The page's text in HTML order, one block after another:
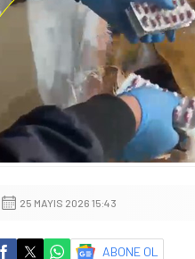
25 MAYIS 2026 15:43
ABONE OL